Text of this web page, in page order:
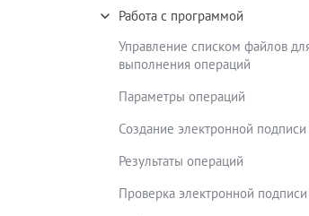
Работа с программой
Управление списком файлов
выполнения операций
Параметры операций
Создание электронной подписи
Результаты операций
Проверка электронной подписи